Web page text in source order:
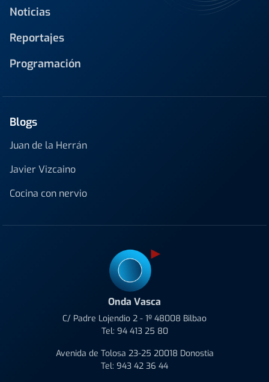
Noticias
Reportajes
Programación
Blogs
Juan de la Herrán
Javier Vizcaino
Cocina con nervio
Onda Vasca
C/ Padre Lojendio 2 - 1º 48008 Bilbao
Tel: 94 413 25 80
Avenida de Tolosa 23-25 20018 Donostia
Tel: 943 42 36 44